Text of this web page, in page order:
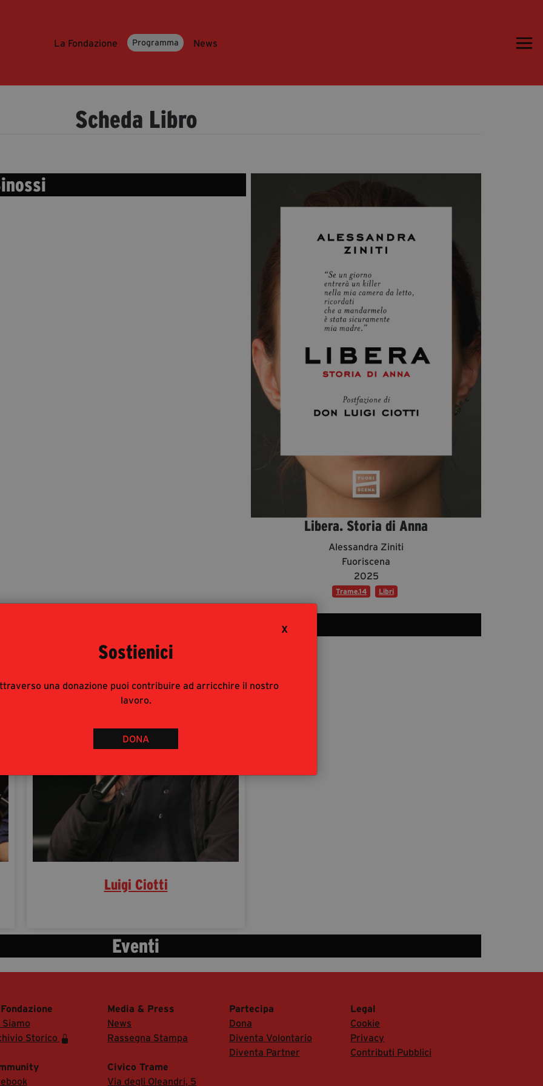
X
Sostienici
una donazione puoi contribuire ad arricchire il nostro
lavoro.
DONA
La Fondazione Programma News
Ospiti
News & Kit
Cartella Stampa
Diventa Partner
Fondazione Trame
Chi Siamo
Civico Trame
#Trameascuola
Il Diritto di Essere
Archivio Storico
Contatti
segreteria@tramefestival.it
info@tramefestival.it
+39 346 954 4078
Scheda Libro
Libera. Storia di Anna
Alessandra Ziniti
Fuoriscena
2025
Trame.14 Libri
Luigi Ciotti
Eventi
Siamo
Storico
Media & Press
News
Rassegna Stampa
Partecipa
Dona
Diventa Volontario
Diventa Partner
Legal
Cookie
Privacy
Contributi Pubblici
Civico Trame
Via degli Oleandri, 5